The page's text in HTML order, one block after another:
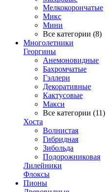
Мелкокорончатые
Микс
Мини
Все категории (8)
Многолетники
Георгины
Анемоновидные
Бахромчатые
Гэллери
Декоративные
Кактусовые
Макси
Все категории (11)
Хоста
Волнистая
Гибридная
Зибольда
Подорожниковая
Лилейники
Флоксы
Пионы